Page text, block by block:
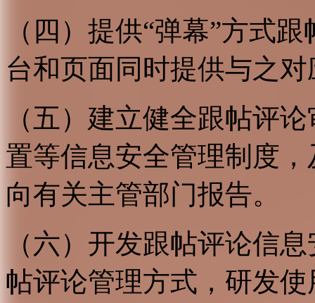
（四）提供“弹幕”方式
台和页面同时提供与之
（五）建立健全跟帖评
置等信息安全管理制度
向有关主管部门报告。
（六）开发跟帖评论信
帖评论管理方式，研发